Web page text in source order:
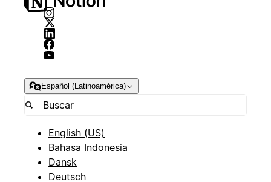
Español (Latinoamérica)
English (US)
Bahasa Indonesia
Dansk
Deutsch